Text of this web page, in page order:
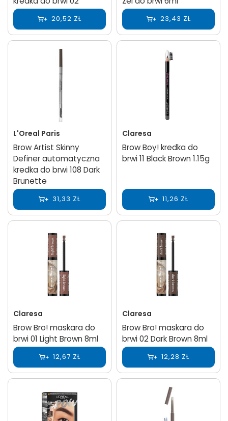
20,52 ZŁ 23,43 ZŁ
L'Oreal Paris
Brow Artist Skinny
Definer automatyczna
kredka do brwi 108 Dark
Brunette
31,33 ZŁ
Claresa
Brow Boy! kredka do
brwi 11 Black Brown 1.15g
11,26 ZŁ
Claresa
Brow Bro! maskara do
brwi 01 Light Brown 8ml
12,67 ZŁ
Claresa
Brow Bro! maskara do
brwi 02 Dark Brown 8ml
12,28 ZŁ